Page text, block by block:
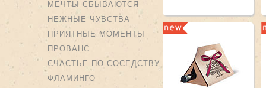
МЕЧТЫ СБЫВАЮТСЯ
НЕЖНЫЕ ЧУВСТВА
ПРИЯТНЫЕ МОМЕНТЫ
ПРОВАНС
СЧАСТЬЕ ПО СОСЕДСТВУ
ФЛАМИНГО